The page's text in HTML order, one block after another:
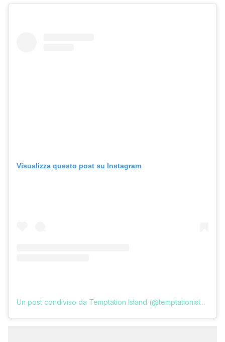
Visualizza questo post su Instagram
Un post condiviso da Temptation Island (@temptationislandita)